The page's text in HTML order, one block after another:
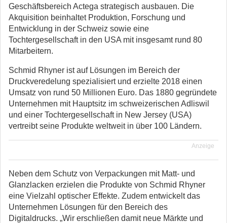
Geschäftsbereich Actega strategisch ausbauen. Die
Akquisition beinhaltet Produktion, Forschung und
Entwicklung in der Schweiz sowie eine
Tochtergesellschaft in den USA mit insgesamt rund 80
Mitarbeitern.
Schmid Rhyner ist auf Lösungen im Bereich der
Druckveredelung spezialisiert und erzielte 2018 einen
Umsatz von rund 50 Millionen Euro. Das 1880 gegründete
Unternehmen mit Hauptsitz im schweizerischen Adliswil
und einer Tochtergesellschaft in New Jersey (USA)
vertreibt seine Produkte weltweit in über 100 Ländern.
Anzeige
Neben dem Schutz von Verpackungen mit Matt- und
Glanzlacken erzielen die Produkte von Schmid Rhyner
eine Vielzahl optischer Effekte. Zudem entwickelt das
Unternehmen Lösungen für den Bereich des
Digitaldrucks. „Wir erschließen damit neue Märkte und